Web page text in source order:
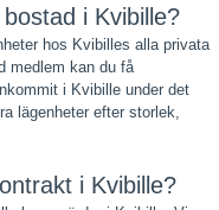
i Kvibille?
hos Kvibilles alla privata
medlem kan du få
i Kvibille under det
lägenheter efter storlek,
i Kvibille?